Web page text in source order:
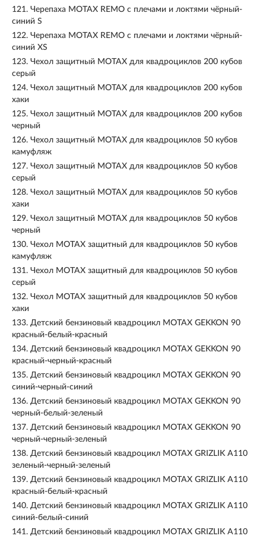
121. Черепаха MOTAX REMO с плечами и локтями чёрный-
синий S
122. Черепаха MOTAX REMO с плечами и локтями чёрный-
синий XS
123. Чехол защитный MOTAX для квадроциклов 200 кубов
серый
124. Чехол защитный MOTAX для квадроциклов 200 кубов
хаки
125. Чехол защитный MOTAX для квадроциклов 200 кубов
черный
126. Чехол защитный MOTAX для квадроциклов 50 кубов
камуфляж
127. Чехол защитный MOTAX для квадроциклов 50 кубов
серый
128. Чехол защитный MOTAX для квадроциклов 50 кубов
хаки
129. Чехол защитный MOTAX для квадроциклов 50 кубов
черный
130. Чехол MOTAX защитный для квадроциклов 50 кубов
камуфляж
131. Чехол MOTAX защитный для квадроциклов 50 кубов
серый
132. Чехол MOTAX защитный для квадроциклов 50 кубов
хаки
133. Детский бензиновый квадроцикл MOTAX GEKKON 90
красный-белый-красный
134. Детский бензиновый квадроцикл MOTAX GEKKON 90
красный-черный-красный
135. Детский бензиновый квадроцикл MOTAX GEKKON 90
синий-черный-синий
136. Детский бензиновый квадроцикл MOTAX GEKKON 90
черный-белый-зеленый
137. Детский бензиновый квадроцикл MOTAX GEKKON 90
черный-черный-зеленый
138. Детский бензиновый квадроцикл MOTAX GRIZLIK A110
зеленый-черный-зеленый
139. Детский бензиновый квадроцикл MOTAX GRIZLIK A110
красный-белый-красный
140. Детский бензиновый квадроцикл MOTAX GRIZLIK A110
синий-белый-синий
141. Детский бензиновый квадроцикл MOTAX GRIZLIK A110